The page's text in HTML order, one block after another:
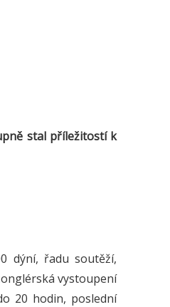
stal příležitostí k
dýní, řadu soutěží,
vystoupení
20 hodin, poslední